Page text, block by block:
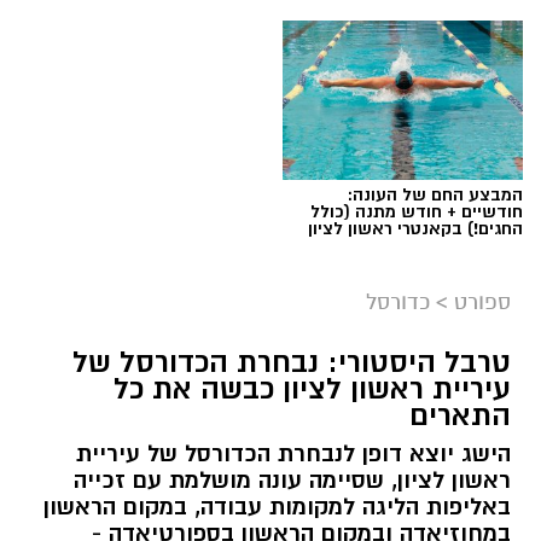
אור קורנליוס חתם במכבי ראשון לציון
מכבי ראשון לציון ממשיכה לבנות את הסגל לעונת
2026/27 והודיעה היום (חמישי) על החתמתו של אור
המבצע החם של העונה:
חודשיים + חודש מתנה (כולל
החגים!) בקאנטרי ראשון לציון
ספורט > כדורסל
טרבל היסטורי: נבחרת הכדורסל של
עיריית ראשון לציון כבשה את כל
התארים
הישג יוצא דופן לנבחרת הכדורסל של עיריית
ראשון לציון, שסיימה עונה מושלמת עם זכייה
באליפות הליגה למקומות עבודה, במקום הראשון
במחוזיאדה ובמקום הראשון בספורטיאדה -